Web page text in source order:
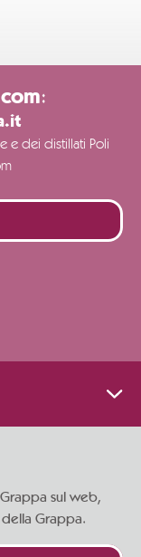
:
e dei distillati Poli
sul web,
Grappa.